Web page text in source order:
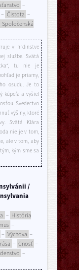
–
– Čistota –
Spoločenská
v hrdinstve
službe. Svätá
tu nie je
je priamy,
osudu. Je to
kúpeľa a vyšiel
Svedectvo
výšiny, ktoré
Svätá Klára
nie je v tom,
ale v tom, aby
kým sme sa
/
– História
–
– Výchova –
– Cnosť –
–